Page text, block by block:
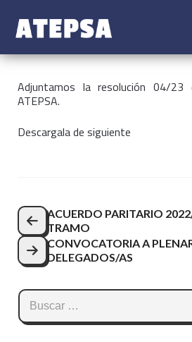
Adjuntamos la resolución 04/
ATEPSA.
Descargala de siguiente
Navegación
de
entradas
ACUERDO PARITARIO
TRAMO
CONVOCATORIA A
DELEGADOS/AS
Buscar: